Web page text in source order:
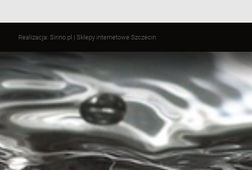
Realizacja: Sirino.pl | Sklepy internetowe Szczecin